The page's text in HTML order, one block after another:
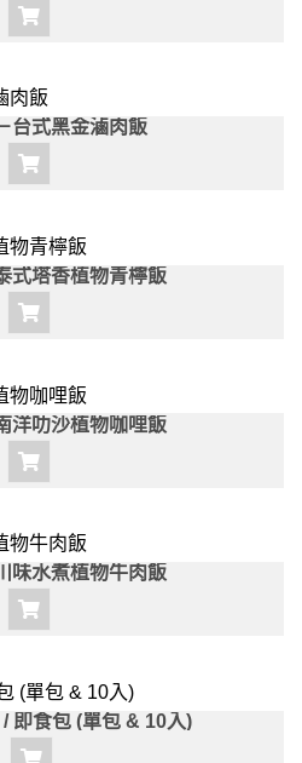
台式黑金滷肉飯
式塔香植物青檸飯
洋叻沙植物咖哩飯
味水煮植物牛肉飯
即食包 (單包 & 10入)